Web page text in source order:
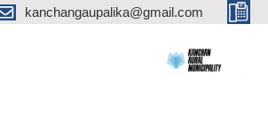
kanchangaupalika@gmail.com